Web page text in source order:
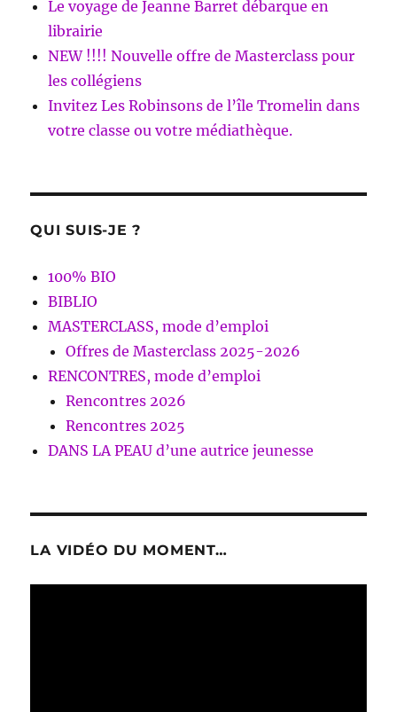
Le voyage de Jeanne Barret débarque en
librairie
NEW !!!! Nouvelle offre de Masterclass pour
les collégiens
Invitez Les Robinsons de l’île Tromelin dans
votre classe ou votre médiathèque.
QUI SUIS-JE ?
100% BIO
BIBLIO
MASTERCLASS, mode d’emploi
Offres de Masterclass 2025-2026
RENCONTRES, mode d’emploi
Rencontres 2026
Rencontres 2025
DANS LA PEAU d’une autrice jeunesse
LA VIDÉO DU MOMENT…